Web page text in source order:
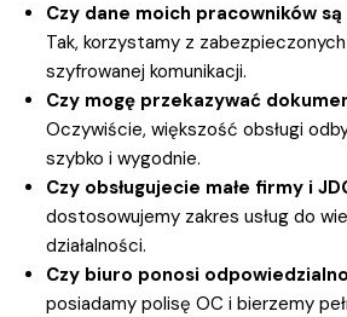
Czy dane moich pracowników
Tak, korzystamy z
szyfrowanej komunikacji.
Czy mogę przekazywać
Oczywiście, większość obsługi
szybko i wygodnie.
Czy obsługujecie małe firmy i
dostosowujemy zakres usług do
działalności.
Czy biuro ponosi
posiadamy polisę OC i bierzemy